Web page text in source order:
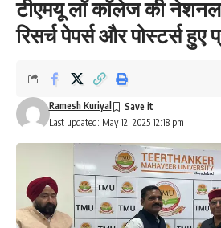
टीएमयू लॉ कॉलेज की
रिसर्च पेपर्स और पोस्टर्स हुए
Last updated: May 12, 2025 12:18 pm
Ramesh Kuriyal